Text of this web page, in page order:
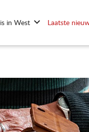
in West Laatste